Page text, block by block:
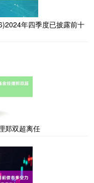
年四季度已披露前十
郑双超离任